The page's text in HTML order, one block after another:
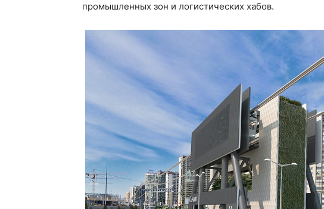
промышленных зон и логистических хабов.